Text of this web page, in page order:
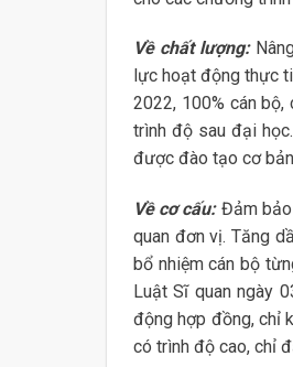
Về chất lượng:
lực hoạt động thực
2022, 100% cán
trình độ sau đại
được đào tạo cơ
Về cơ cấu:Đảm bảo
quan đơn vị. Tăng
bổ nhiệm cán bộ
Luật Sĩ quan ngày
động hợp đồng, chỉ
có trình độ cao, chỉ